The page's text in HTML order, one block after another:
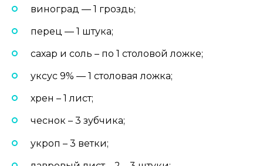
виноград — 1 гроздь;
перец — 1 штука;
сахар и соль – по 1 столовой ложке;
уксус 9% — 1 столовая ложка;
хрен – 1 лист;
чеснок – 3 зубчика;
укроп – 3 ветки;